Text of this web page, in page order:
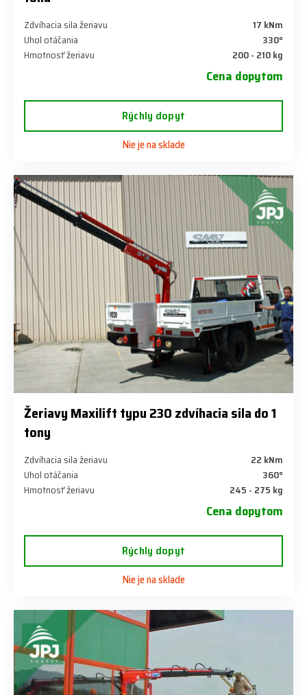
Zdvíhacia sila žeriavu
17 kNm
Uhol otáčania
330°
Hmotnosť žeriavu
200 - 210 kg
Cena dopytom
Rýchly dopyt
Nie je na sklade
Žeriavy Maxilift typu 230 zdvíhacia sila do 1
tony
Zdvíhacia sila žeriavu
22 kNm
Uhol otáčania
360°
Hmotnosť žeriavu
245 - 275 kg
Cena dopytom
Rýchly dopyt
Nie je na sklade